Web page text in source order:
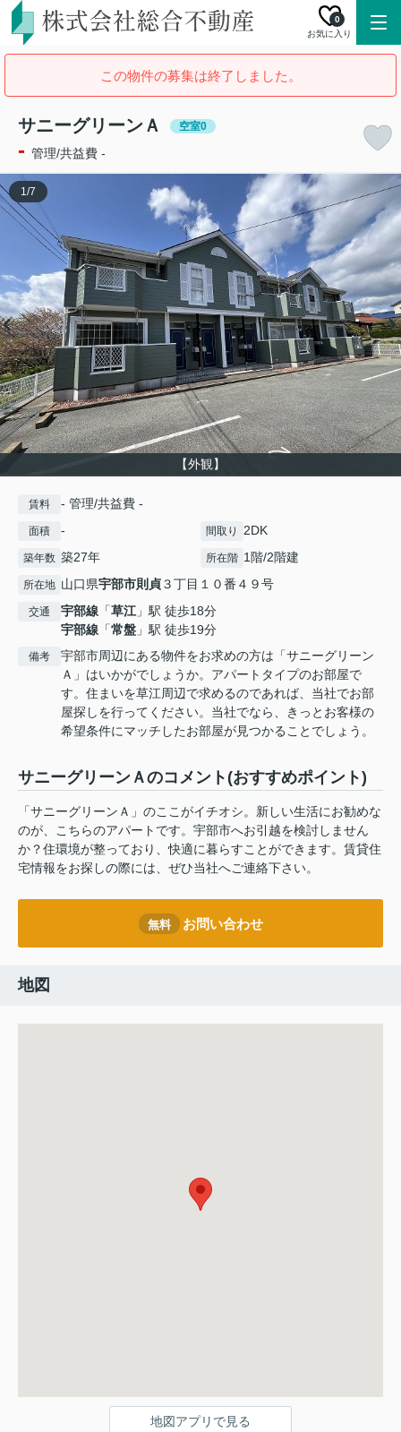
お気に入り
0
この物件の募集は終了しました。
サニーグリーンＡ 空室0
- 管理/共益費 -
【外観】
1/7
賃料 - 管理/共益費 -
面積 - 間取り 2DK
築年数 築27年 所在階 1階/2階建
所在地 山口県宇部市則貞３丁目１０番４９号
交通 宇部線 「草江」駅 徒歩18分
宇部線 「常盤 」駅 徒歩19分
備考
宇部市周辺にある物件をお求めの方は「サニーグリーン
Ａ」はいかがでしょうか。アパートタイプのお部屋で
す。住まいを草江周辺で求めるのであれば、当社でお部
屋探しを行ってください。当社でなら、きっとお客様の
希望条件にマッチしたお部屋が見つかることでしょう。
サニーグリーンＡのコメント(おすすめポイント)
「サニーグリーンＡ」のここがイチオシ。新しい生活にお勧めな
のが、こちらのアパートです。宇部市へお引越を検討しません
か？住環境が整っており、快適に暮らすことができます。賃貸住
宅情報をお探しの際には、ぜひ当社へご連絡下さい。
無料 お問い合わせ
地図
地図アプリで見る